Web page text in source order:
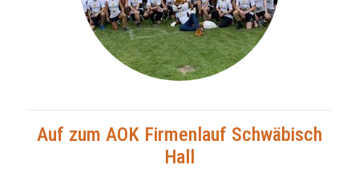
Auf zum AOK Firmenlauf Schwäbisch
Hall